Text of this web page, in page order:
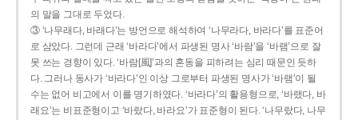
의 말을 그대로 두었다.
③ ‘나무래다, 바래다’는 방언으로 해석하여 ‘나무라다, 바라다’를 표준어
로 삼았다. 그런데 근래 ‘바라다’에서 파생된 명사 ‘바람’을 ‘바램’으로 잘
못 쓰는 경향이 있다. ‘바람[風]’과의 혼동을 피하려는 심리 때문인 듯하
다. 그러나 동사가 ‘바라다’인 이상 그로부터 파생된 명사가 ‘바램’이 될
수는 없어 비고에서 이를 명기하였다. ‘바라다’의 활용형으로, ‘바랬다, 바
래요’는 비표준형이고 ‘바랐다, 바라요’가 표준형이 된다. ‘나무랐다, 나무